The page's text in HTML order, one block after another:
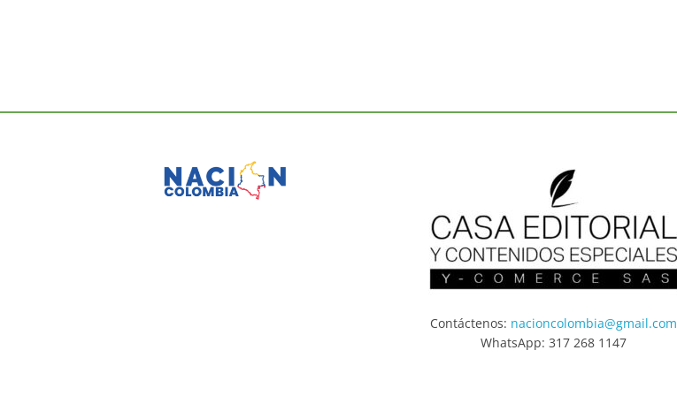
Contáctenos: nacioncolombia@gmail.com
WhatsApp: 317 268 1147